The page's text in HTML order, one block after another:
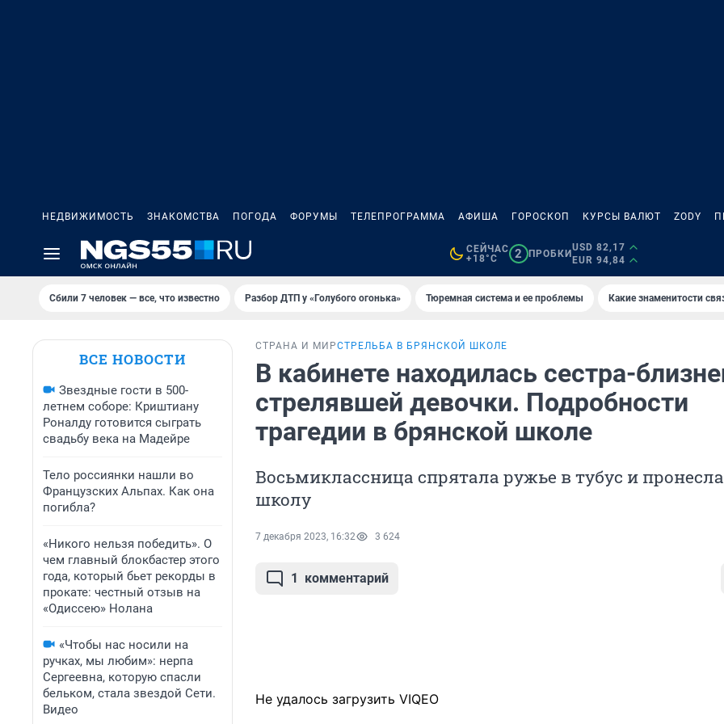
НЕДВИЖИМОСТЬ ЗНАКОМСТВА ПОГОДА ФОРУМЫ ТЕЛЕПРОГРАММА АФИША ГОРОСКОП КУРСЫ ВАЛЮТ ZODY
СЕЙЧАС
+18°C
2 ПРОБКИ
USD 82,17
EUR 94,84
Сбили 7 человек — все, что известно Разбор ДТП у «Голубого огонька» Тюремная система и ее проблемы Какие знаменитости
ВСЕ НОВОСТИ
Звездные гости в 500-
летнем соборе: Криштиану
Роналду готовится сыграть
свадьбу века на Мадейре
Тело россиянки нашли во
Французских Альпах. Как она
погибла?
«Никого нельзя победить». О
чем главный блокбастер этого
года, который бьет рекорды в
прокате: честный отзыв на
«Одиссею» Нолана
«Чтобы нас носили на
ручках, мы любим»: нерпа
Сергеевна, которую спасли
бельком, стала звездой Сети.
Видео
СТРАНА И МИРСТРЕЛЬБА В БРЯНСКОЙ ШКОЛЕ
В кабинете находилась сестра-
стрелявшей девочки. Подробности
трагедии в брянской школе
Восьмиклассница спрятала ружье в тубус и
школу
7 декабря 2023, 16:32 3 624
1 комментарий
Не удалось загрузить VIQEO